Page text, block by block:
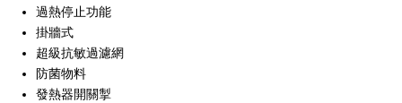
過熱停止功能
掛牆式
超級抗敏過濾網
防菌物料
發熱器開關掣